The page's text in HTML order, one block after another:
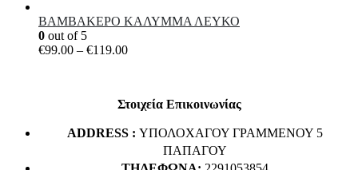
ΒΑΜΒΑΚΕΡΟ ΚΑΛΥΜΜΑ ΛΕΥΚΟ
0 out of 5
€99.00 – €119.00Price
€119.00
Στοιχεία Επικοινωνίας
ADDRESS : ΥΠΟΛΟΧΑΓΟΥ ΓΡΑΜΜΕΝΟΥ 5
ΠΑΠΑΓΟΥ